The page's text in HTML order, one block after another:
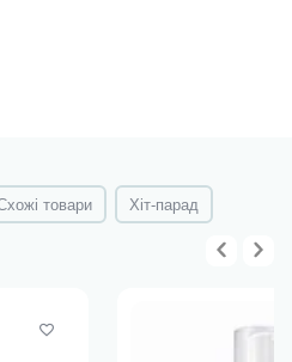
товари Хіт-парад